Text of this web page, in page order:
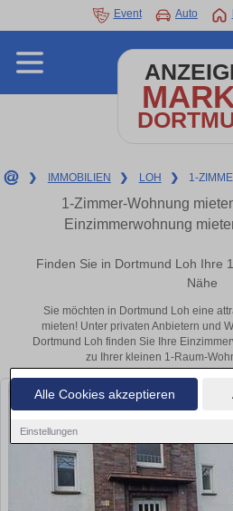
Alle Cookies akzeptieren
Einstellungen
Event Auto
❯ IMMOBILIEN ❯ LOH ❯ 1-
1-Zimmer-Wohnung
Einzimmerwohnung
Finden Sie in Dortmund Loh Ihre
Nähe
Sie möchten in Dortmund Loh eine
mieten! Unter privaten Anbietern und
Dortmund Loh finden Sie Ihre
zu Ihrer kleinen 1-Raum-